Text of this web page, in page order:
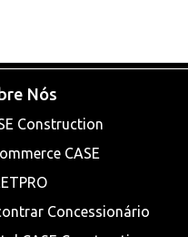
Nós
Construction
CASE
Concessionário